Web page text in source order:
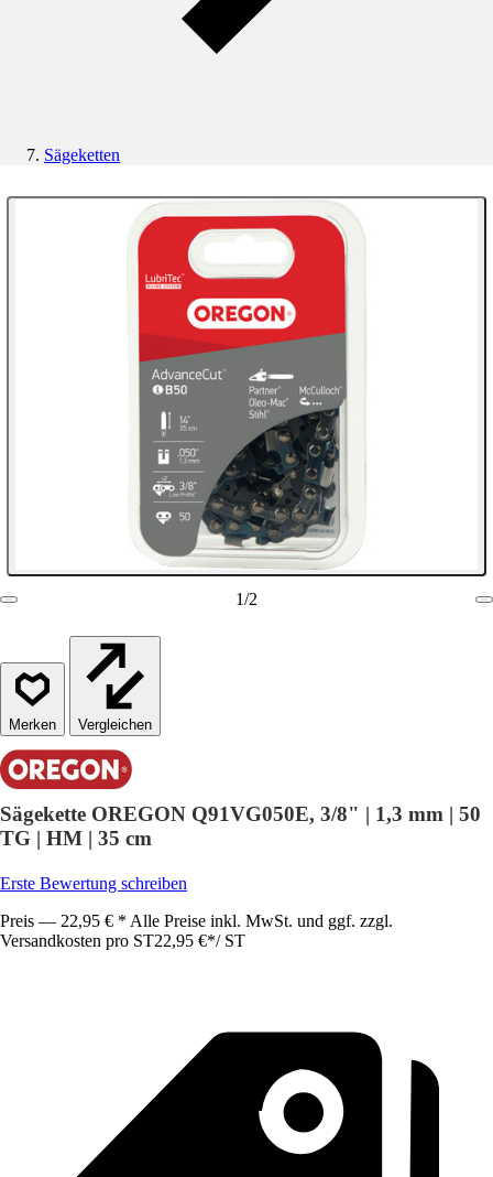
Sägeketten
1/2
Vergleichen
Sägekette OREGON Q91VG050E, 3/8" | 1,3 mm | 50
TG | HM | 35 cm
Erste Bewertung schreiben
Preis — 22,95 € * Alle Preise inkl. MwSt. und ggf. zzgl.
Versandkosten pro ST22,95 €*/ ST